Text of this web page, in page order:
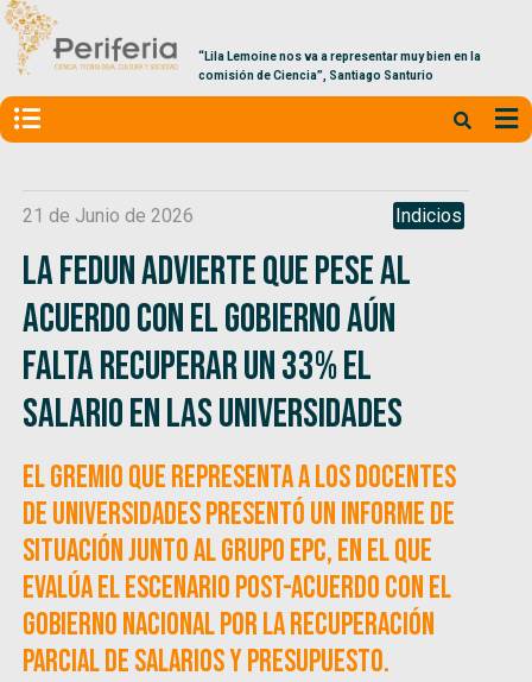
“Lila Lemoine nos va a representar muy bien en la
comisión de Ciencia”, Santiago Santurio
21 de Junio de 2026 Indicios
La FEDUN advierte que pese al
acuerdo con el Gobierno aún
falta recuperar un 33% el
salario en las universidades
El gremio que representa a los docentes
de universidades presentó un informe de
situación junto al Grupo EPC, en el que
evalúa el escenario post-acuerdo con el
gobierno nacional por la recuperación
parcial de salarios y presupuesto.